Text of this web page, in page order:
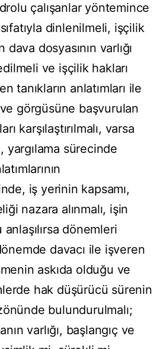
çalışanlar yöntemince
dinlenilmeli, işçilik
dosyasının varlığı
ve işçilik hakları
tanıkların anlatımları ile
görgüsüne başvurulan
karşılaştırılmalı, varsa
yargılama sürecinde
iş yerinin kapsamı,
nazara alınmalı, işin
dönemleri
davacı ile işveren
askıda olduğu ve
hak düşürücü sürenin
bulundurulmalı;
varlığı, başlangıç ve